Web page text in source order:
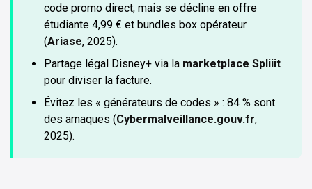
code promo direct, mais se décline en offre
étudiante 4,99 € et bundles box opérateur
(Ariase, 2025).
Partage légal Disney+ via la marketplace Spliiit
pour diviser la facture.
Évitez les « générateurs de codes » : 84 % sont
des arnaques (Cybermalveillance.gouv.fr,
2025).